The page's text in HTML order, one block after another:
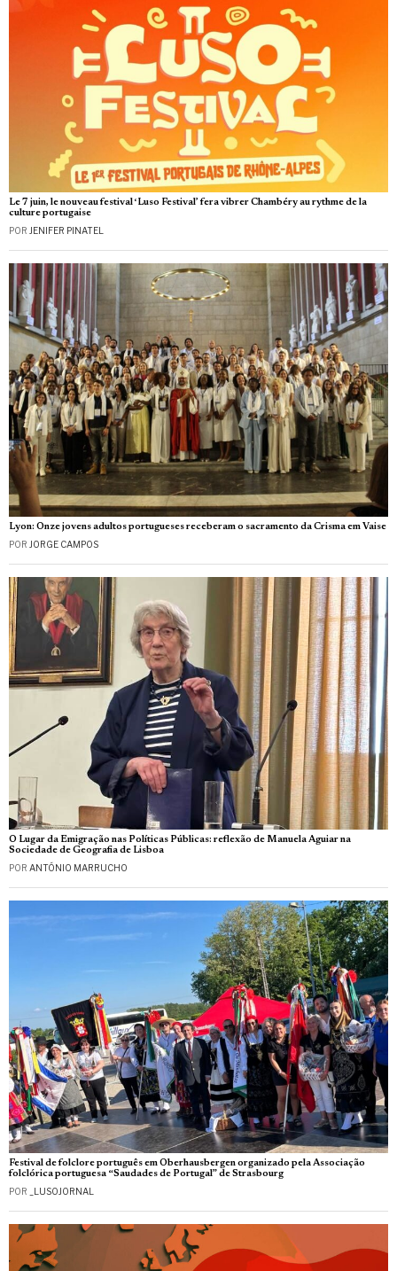
Le 7 juin, le nouveau festival ‘Luso Festival’ fera vibrer Chambéry au rythme de la
culture portugaise
POR JENIFER PINATEL
Lyon: Onze jovens adultos portugueses receberam o sacramento da Crisma em Vaise
POR JORGE CAMPOS
O Lugar da Emigração nas Políticas Públicas: reflexão de Manuela Aguiar na
Sociedade de Geografia de Lisboa
POR ANTÓNIO MARRUCHO
Festival de folclore português em Oberhausbergen organizado pela Associação
folclórica portuguesa “Saudades de Portugal” de Strasbourg
POR _LUSOJORNAL